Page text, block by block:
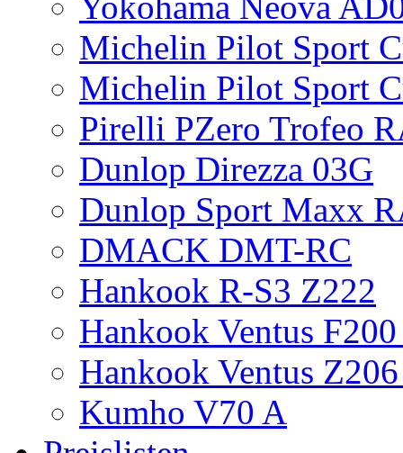
Michelin Pilot Sport
Michelin Pilot Sport
Pirelli PZero Trofeo
Dunlop Direzza 03G
Dunlop Sport Maxx
DMACK DMT-RC
Hankook R-S3 Z222
Hankook Ventus
Hankook Ventus
Kumho V70 A